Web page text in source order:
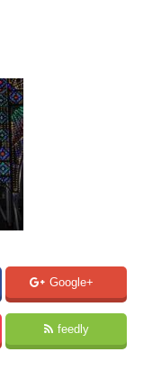
Google+
feedly